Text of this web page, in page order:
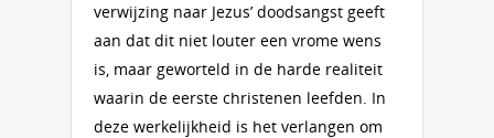
verwijzing naar Jezus’ doodsangst geeft
aan dat dit niet louter een vrome wens
is, maar geworteld in de harde realiteit
waarin de eerste christenen leefden. In
deze werkelijkheid is het verlangen om